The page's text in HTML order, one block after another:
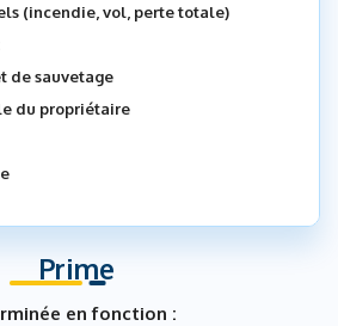
(incendie, vol, perte totale)
de sauvetage
du propriétaire
Prime
en fonction :